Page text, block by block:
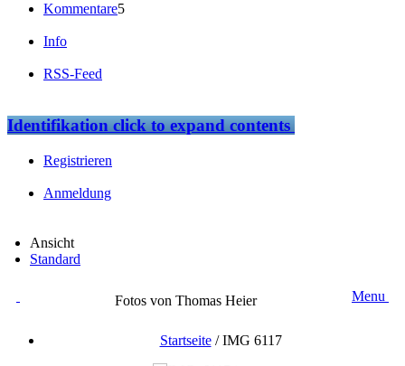
Kommentare5
Info
RSS-Feed
Identifikationclick to expand contents
Registrieren
Anmeldung
Ansicht
Standard
Fotos von Thomas Heier Menu
Startseite/IMG 6117